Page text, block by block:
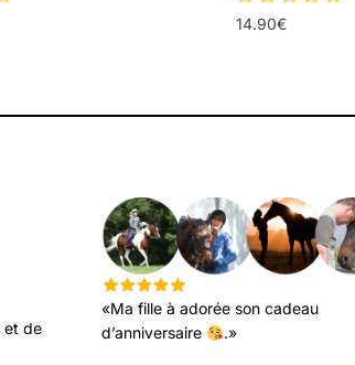
14.90€
et de
«Ma fille à adorée son cadeau
d’anniversaire
.»